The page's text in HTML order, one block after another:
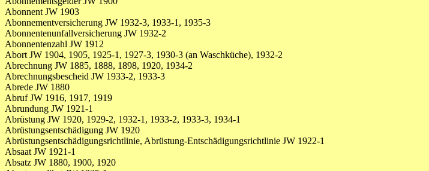
Abonnent JW 1903
Abonnementversicherung JW 1932-3, 1933-1, 1935-3
Abonnentenunfallversicherung JW 1932-2
Abonnentenzahl JW 1912
Abort JW 1904, 1905, 1925-1, 1927-3, 1930-3 (an Waschküche), 1932-2
Abrechnung JW 1885, 1888, 1898, 1920, 1934-2
Abrechnungsbescheid JW 1933-2, 1933-3
Abrede JW 1880
Abruf JW 1916, 1917, 1919
Abrundung JW 1921-1
Abrüstung JW 1920, 1929-2, 1932-1, 1933-2, 1933-3, 1934-1
Abrüstungsentschädigung JW 1920
Abrüstungsentschädigungsrichtlinie, Abrüstung-Entschädigungsrichtlinie JW 1922-1
Absaat JW 1921-1
Absatz JW 1880, 1900, 1920